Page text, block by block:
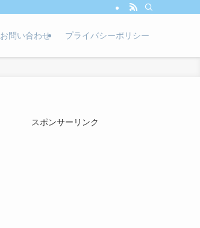
お問い合わせ プライバシーポリシー
スポンサーリンク